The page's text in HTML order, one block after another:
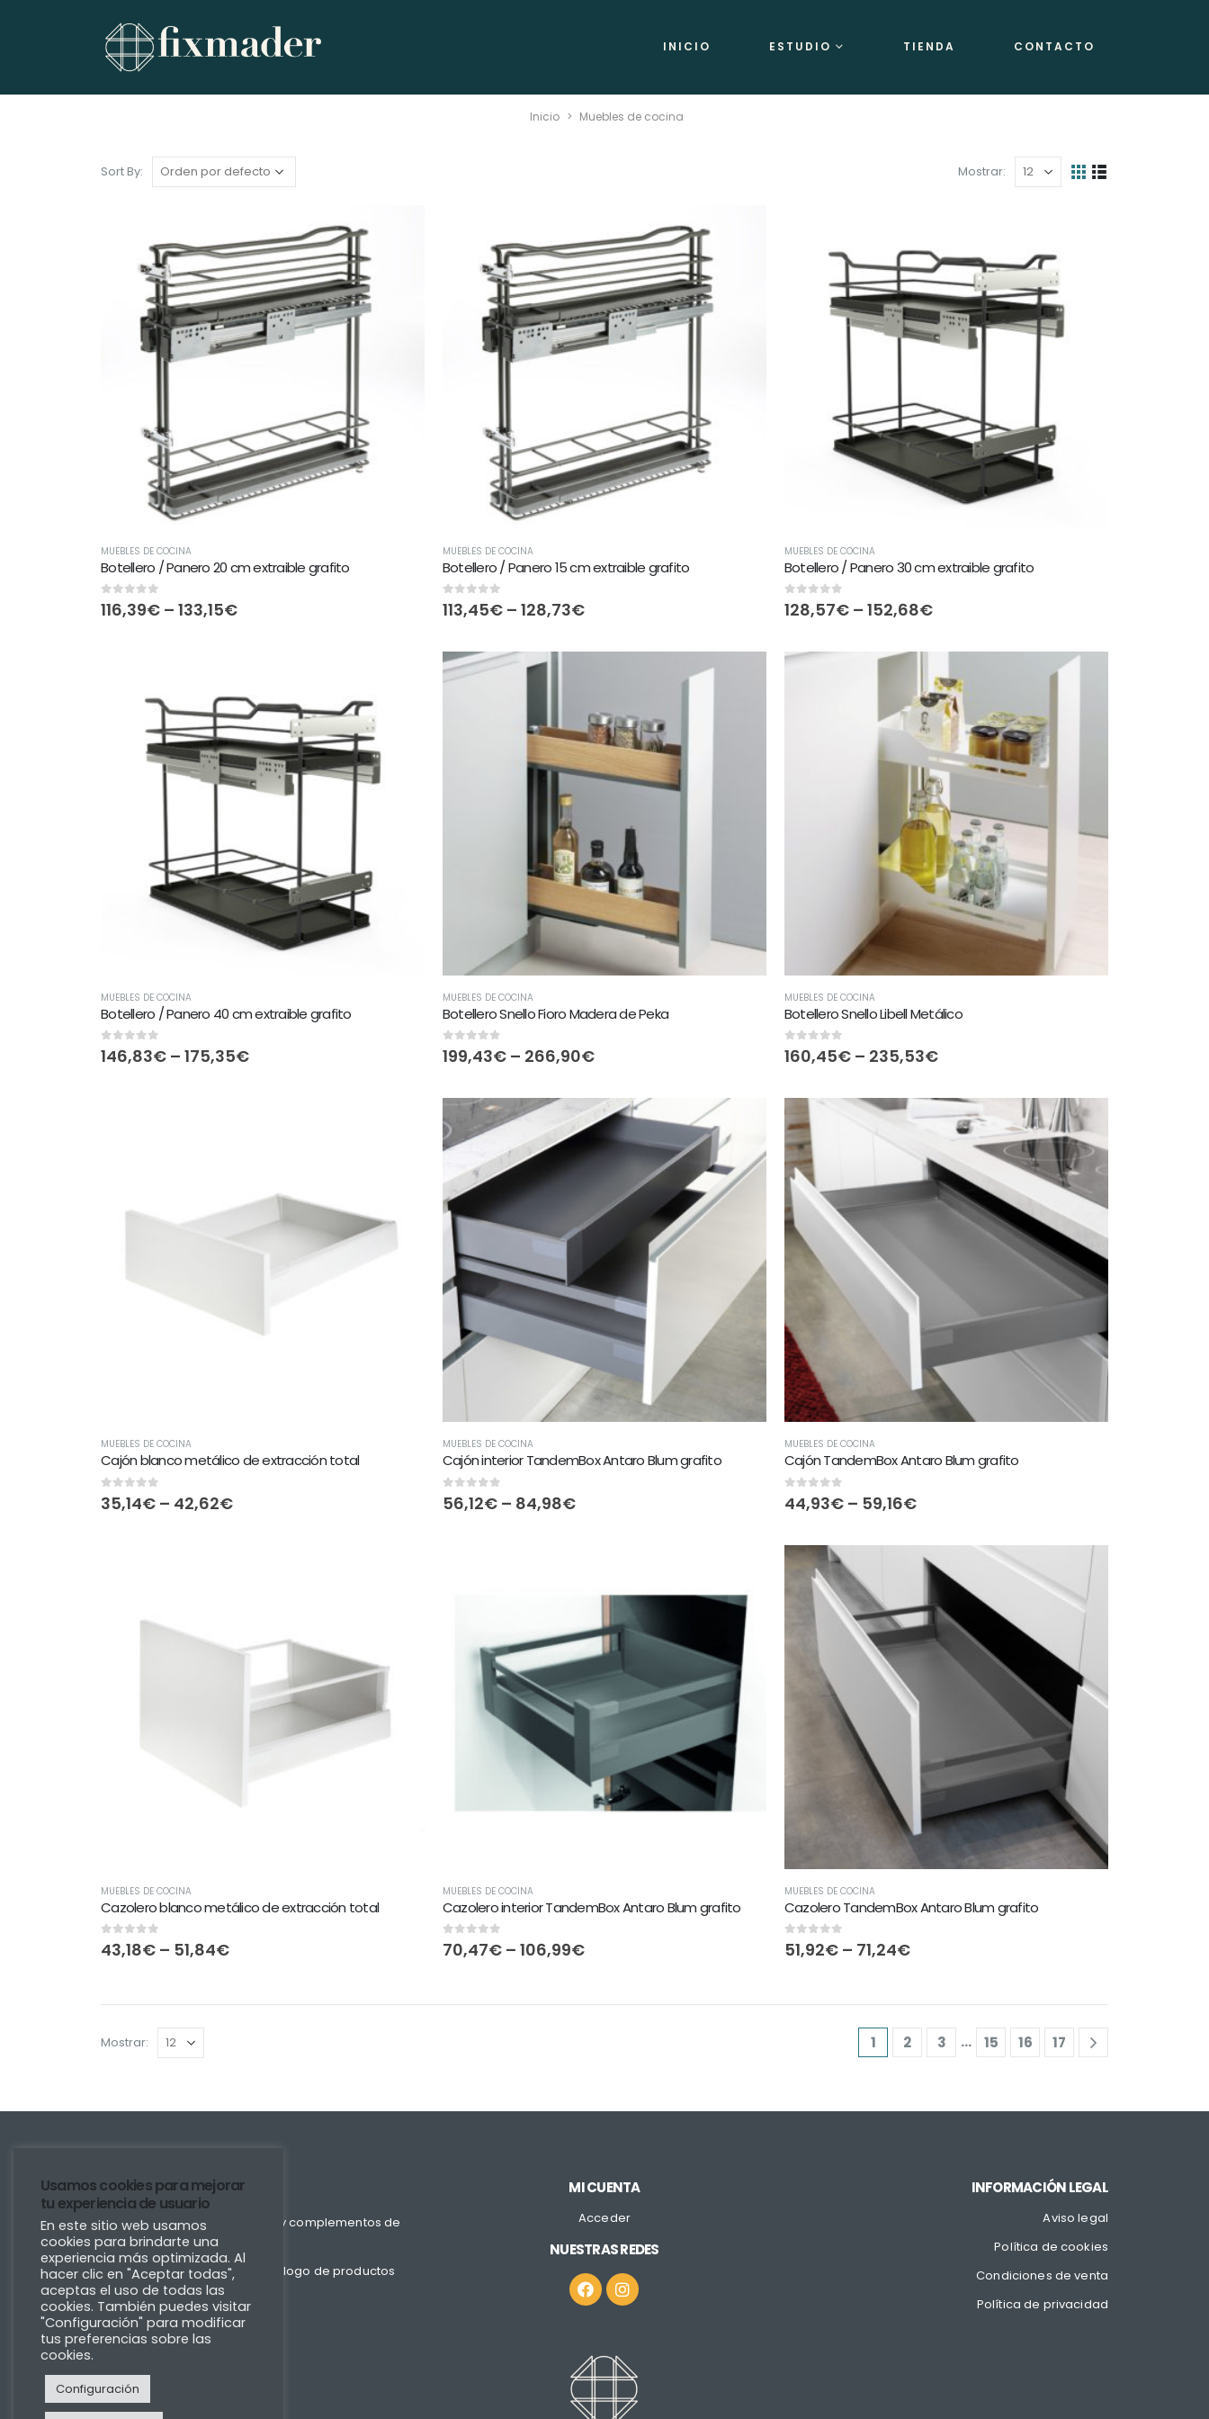
INICIO ESTUDIO TIENDA CONTACTO
Inicio > Muebles de cocina
Sort By: Mostrar:
MUEBLES DE COCINA
Botellero / Panero 20 cm extraible grafito
0out of 5
116,39€ – 133,15€
MUEBLES DE COCINA
Botellero / Panero 15 cm extraible grafito
0out of 5
113,45€– 128,73€
MUEBLES DE COCINA
Botellero / Panero 30 cm extraible grafito
0out of 5
128,57€– 152,68€
MUEBLES DE COCINA
Botellero / Panero 40 cm extraible grafito
0 out of 5
146,83€ – 175,35€
MUEBLES DE COCINA
Botellero Snello Fioro Madera de Peka
0out of 5
199,43€– 266,90€
MUEBLES DE COCINA
Botellero Snello Libell Metálico
0 out of 5
160,45€– 235,53€
MUEBLES DE COCINA
Cajón blanco metálico de extracción total
0out of 5
35,14€ – 42,62€
MUEBLES DE COCINA
Cajón interior TandemBox Antaro Blum grafito
0out of 5
56,12€– 84,98€
MUEBLES DE COCINA
Cajón TandemBox Antaro Blum grafito
out of 5
44,93€– 59,16€
MUEBLES DE COCINA
Cazolero blanco metálico de extracción total
out of 5
43,18€ – 51,84€
MUEBLES DE COCINA
Cazolero interior TandemBox Antaro Blum grafito
0out of 5
70,47€– 106,99€
MUEBLES DE COCINA
Cazolero TandemBox Antaro Blum grafito
0out of 5
51,92€– 71,24€
Mostrar: 1 2 3 … 15 16 17
FIXMADER
Estudio de diseño de cocinas y complementos de
cocina.
Descubre nuestro amplio catálogo de productos
para tu cocina.
MI CUENTA
Acceder
NUESTRAS REDES
INFORMACIÓN LEGAL
Aviso legal
Política de cookies
Condiciones de venta
Política de privacidad
Usamos cookies para mejorar
tu experiencia de usuario
En este sitio web usamos
cookies para brindarte una
experiencia más optimizada. Al
hacer clic en "Aceptar todas",
aceptas el uso de todas las
cookies. También puedes visitar
"Configuración" para modificar
tus preferencias sobre las
cookies.
Configuración